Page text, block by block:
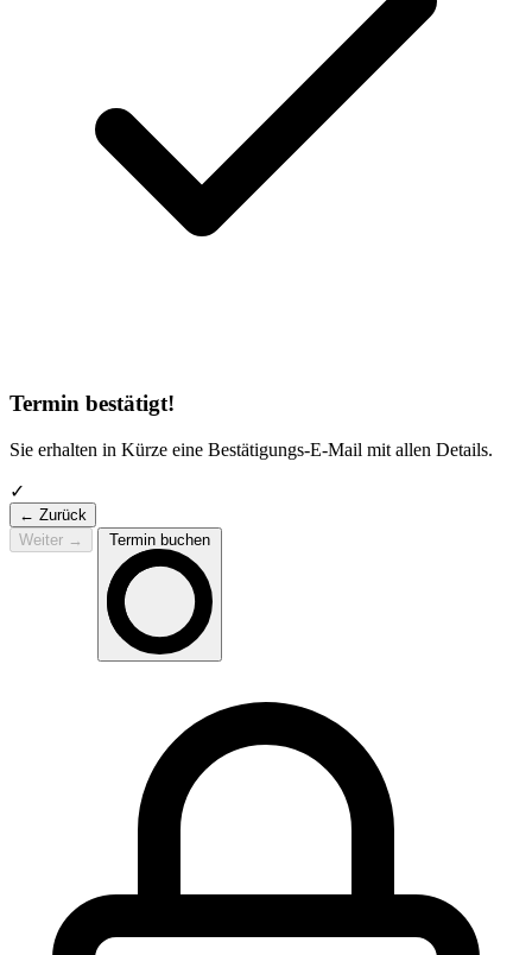
Termin bestätigt!
Sie erhalten in Kürze eine Bestätigungs-E-Mail mit allen Details.
✓
← Zurück
Weiter → Termin buchen